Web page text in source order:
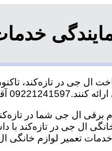
ال جی در تازه‌کند،
آقای سعیدی
برقی ال جی شما در
ال جی در تازه‌کند با
خدمات تعمیر لوازم خانگی